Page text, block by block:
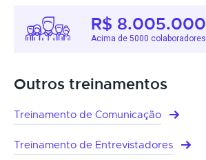
R$ 8.005.000
Acima de 5000 colaboradores
Outros treinamentos
Treinamento de Comunicação
Treinamento de Entrevistadores